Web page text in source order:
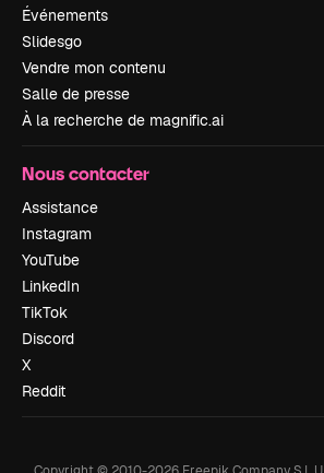
Événements
Slidesgo
Vendre mon contenu
Salle de presse
À la recherche de magnific.ai
Nous contacter
Assistance
Instagram
YouTube
LinkedIn
TikTok
Discord
X
Reddit